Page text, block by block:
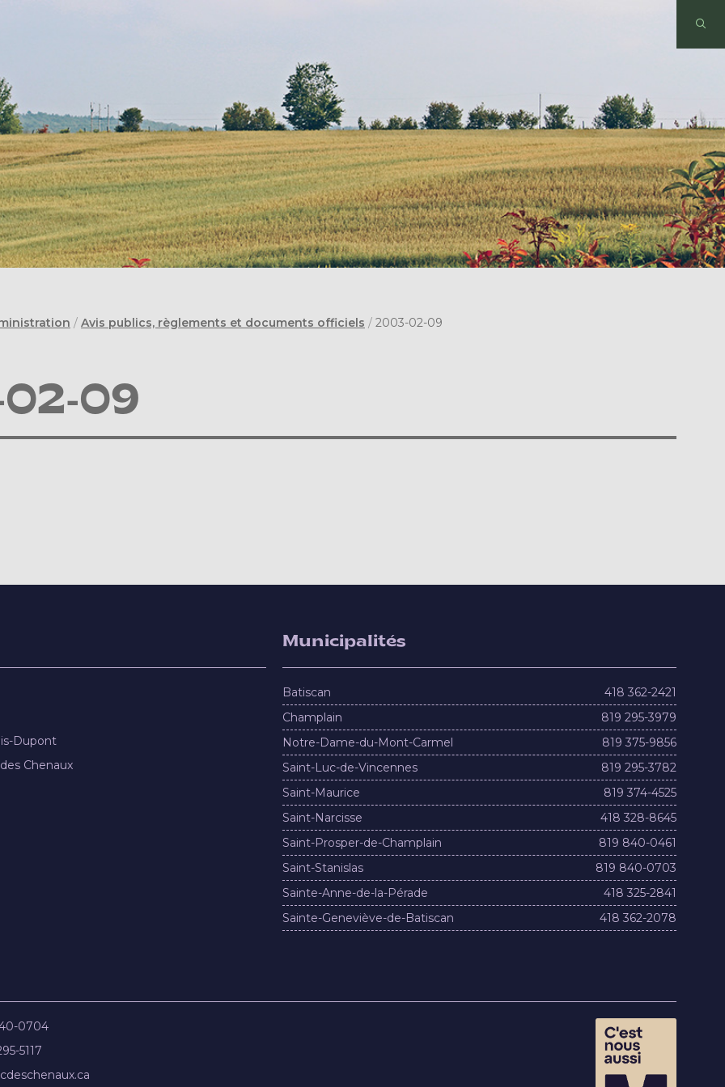
/ Avis publics, règlements et documents officiels / 2003-02-09
09
Dupont
Chenaux
Municipalités
Batiscan
418 362-2421
Champlain
819 295-3979
Notre-Dame-du-Mont-Carmel
819 375-9856
Saint-Luc-de-Vincennes
819 295-3782
Saint-Maurice
819 374-4525
Saint-Narcisse
418 328-8645
Saint-Prosper-de-Champlain
819 840-0461
Saint-Stanislas
819 840-0703
Sainte-Anne-de-la-Pérade
418 325-2841
Sainte-Geneviève-de-Batiscan
418 362-2078
0704
5117